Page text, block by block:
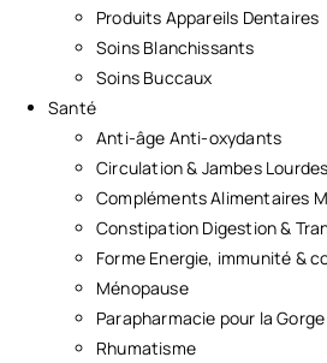
Produits Appareils Dentaires
Soins Blanchissants
Soins Buccaux
Santé
Anti-âge Anti-oxydants
Circulation & Jambes Lourdes
Compléments Alimentaires
Constipation Digestion &
Forme Energie, immunité &
Ménopause
Parapharmacie pour la
Rhumatisme